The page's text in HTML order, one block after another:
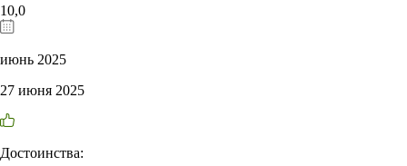
10,0
июнь 2025
27 июня 2025
Достоинства: